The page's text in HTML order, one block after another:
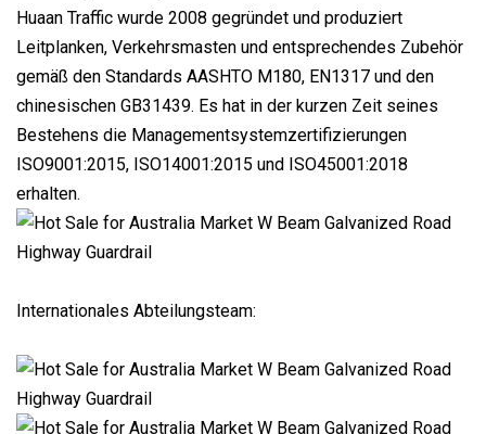
Huaan Traffic wurde 2008 gegründet und produziert
Leitplanken, Verkehrsmasten und entsprechendes Zubehör
gemäß den Standards AASHTO M180, EN1317 und den
chinesischen GB31439. Es hat in der kurzen Zeit seines
Bestehens die Managementsystemzertifizierungen
ISO9001:2015, ISO14001:2015 und ISO45001:2018
erhalten.
Internationales Abteilungsteam: